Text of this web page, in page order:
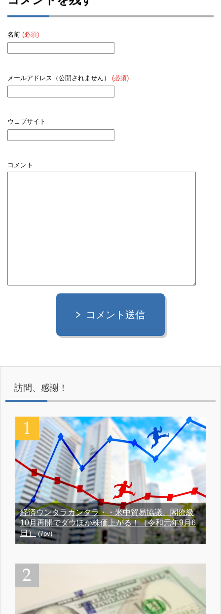
名前 (必須)
メールアドレス（公開されません） (必須)
ウェブサイト
コメント
コメント送信
訪問、感謝！
経済ウンタラカンタラ・・米中貿易協議、閣僚級
10月再開でダウほか株価上がる！（令和元年9月6
日）(7pv)